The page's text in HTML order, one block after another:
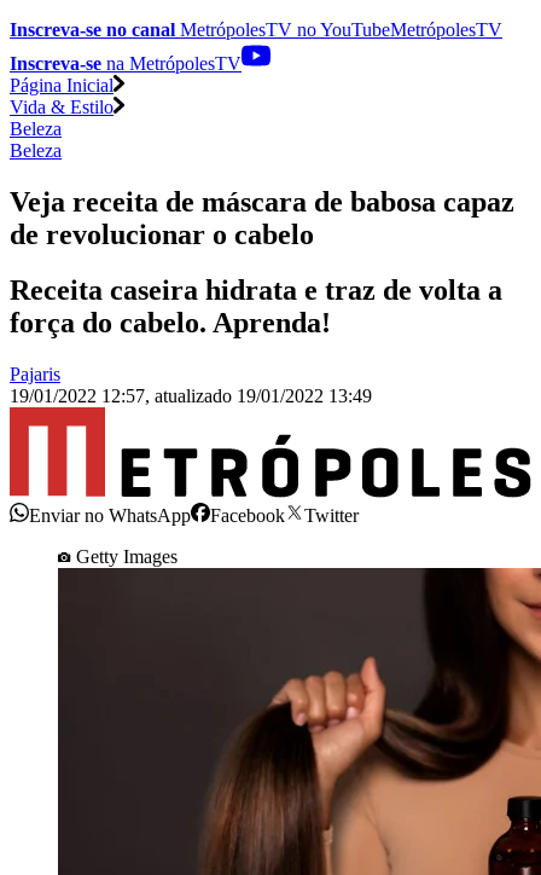
Inscreva-se no canal MetrópolesTV noYouTubeMetrópolesTV
Inscreva-se na MetrópolesTV
Página Inicial
Vida & Estilo
Beleza
Beleza
Veja receita de máscara de babosa capaz
de revolucionar o cabelo
Receita caseira hidrata e traz de volta a
força do cabelo. Aprenda!
Pajaris
19/01/2022 12:57, atualizado 19/01/2022 13:49
Enviar no WhatsApp Facebook
Twitter
Getty Images